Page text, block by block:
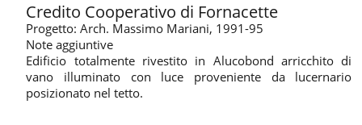
Credito Cooperativo di Fornacette
Progetto: Arch. Massimo Mariani, 1991-95
Note aggiuntive
Edificio totalmente rivestito in Alucobond arricchito di
vano illuminato con luce proveniente da lucernario
posizionato nel tetto.